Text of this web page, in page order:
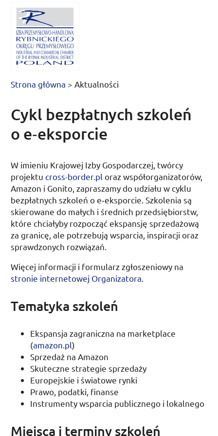
Strona główna > Aktualności
Cykl bezpłatnych szkoleń
o e‑eksporcie
W imieniu Krajowej Izby Gospodarczej, twórcy
projektucross-border.pl oraz współorganizatorów,
Amazon i Gonito, zapraszamy do udziału w cyklu
bezpłatnych szkoleń o e‑eksporcie. Szkolenia są
skierowane do małych i średnich przedsiębiorstw,
które chciałyby rozpocząć ekspansję sprzedażową
za granicę, ale potrzebują wsparcia, inspiracji oraz
sprawdzonych rozwiązań.
Więcej informacji i formularz zgłoszeniowy na
stronie internetowej Organizatora
Tematyka szkoleń
Ekspansja zagraniczna na marketplace
(amazon.pl)
Sprzedaż na Amazon
Skuteczne strategie sprzedaży
Europejskie i światowe rynki
Prawo, podatki, finanse
Instrumenty wsparcia publicznego i lokalnego
Miejsca i terminy szkoleń